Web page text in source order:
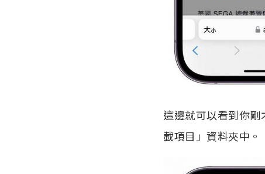
這邊就可以看到你
載項目」資料夾中。